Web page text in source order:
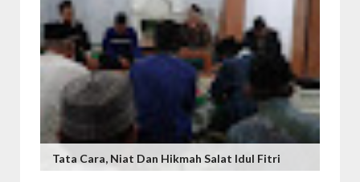
Tata Cara, Niat Dan Hikmah Salat Idul Fitri